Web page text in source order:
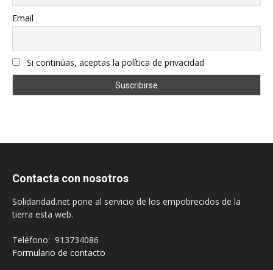
Email
Si continúas, aceptas la política de privacidad
Contacta con nosotros
Solidaridad.net pone al servicio de los empobrecidos de la
tierra esta web.
Teléfono: 913734086
Formulario de contacto